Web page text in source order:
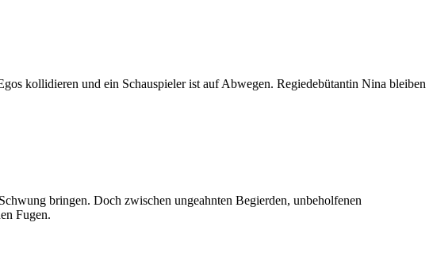
kollidieren und ein Schauspieler ist auf Abwegen. Regiedebütantin Nina bleiben
bringen. Doch zwischen ungeahnten Begierden, unbeholfenen
Fugen.